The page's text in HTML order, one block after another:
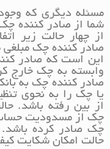
مسئله دیگری که
شما از صادر کننده
از چهار حالت زیر
صادر کننده چک
این است که صادر
وابسته به چک خارج
صادر کننده چک به
یا چک را به نحوی
از بین رفته باشد.
چک از مسدودیت حساب
چک صادر کرده
حالت امکان شکایت